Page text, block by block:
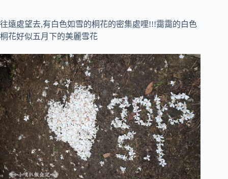
往遠處望去,有白色如雪的桐花的密集處哩!!!靄靄的白色
桐花好似五月下的美麗雪花